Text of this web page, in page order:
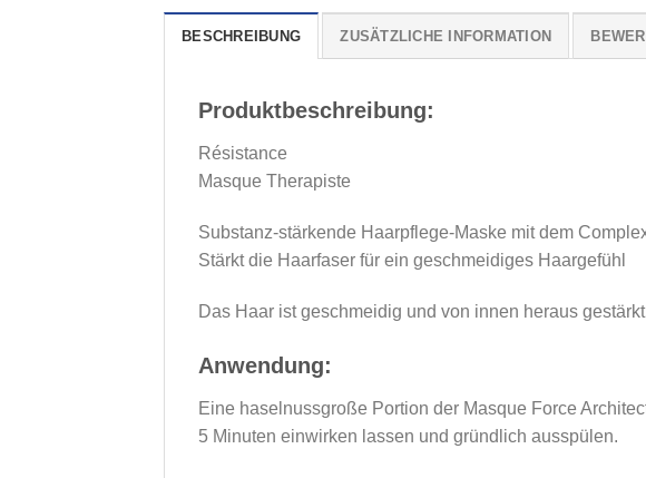
BESCHREIBUNG ZUSÄTZLICHE INFORMATION
Produktbeschreibung:
Résistance
Masque Therapiste
Substanz-stärkende Haarpflege-Maske mit dem
Stärkt die Haarfaser für ein geschmeidiges Haargefühl
Das Haar ist geschmeidig und von innen heraus
Anwendung:
Eine haselnussgroße Portion der Masque Force
5 Minuten einwirken lassen und gründlich ausspülen.